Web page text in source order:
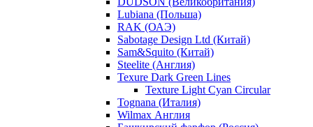
Lubiana (Польша)
RAK (ОАЭ)
Sabotage Design Ltd (Китай)
Sam&Squito (Китай)
Steelite (Англия)
Texure Dark Green Lines
Texture Light Cyan Circular
Tognana (Италия)
Wilmax Англия